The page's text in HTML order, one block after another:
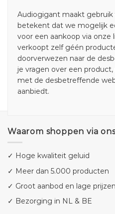
Audiogigant maakt gebruik
betekent dat we mogelijk
voor een aankoop via onze
verkoopt zelf géén
doorverwezen naar de
je vragen over een
met de desbetreffende
aanbiedt.
Waarom shoppen via
✓ Hoge kwaliteit geluid
✓ Meer dan 5.000 producten
✓ Groot aanbod en lage prijzen
✓ Bezorging in NL & BE